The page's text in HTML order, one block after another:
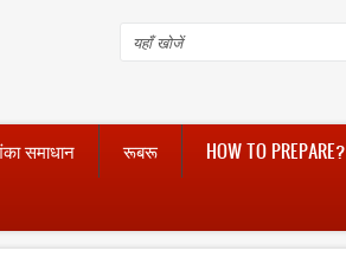
Search
समाधान रूबरू HOW TO PREPARE?